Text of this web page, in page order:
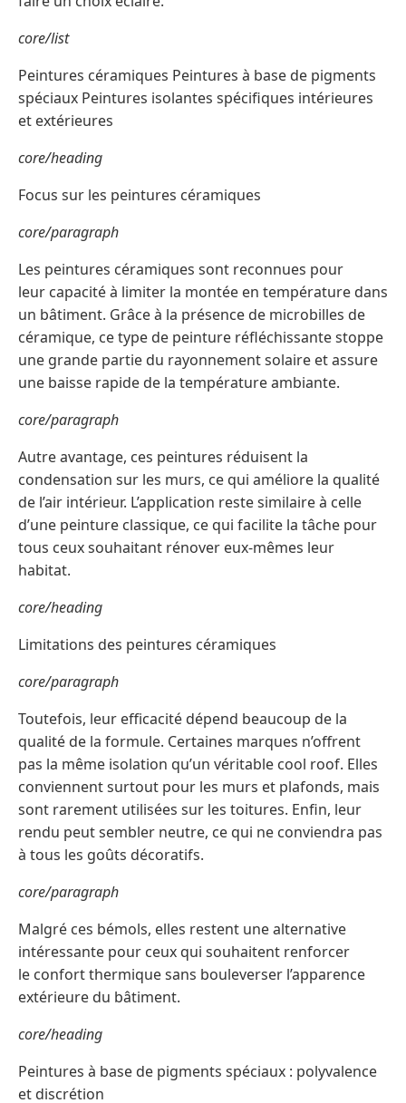
core/list
Peintures céramiques Peintures à base de pigments
spéciaux Peintures isolantes spécifiques intérieures
et extérieures
core/heading
Focus sur les peintures céramiques
core/paragraph
Les peintures céramiques sont reconnues pour
leur capacité à limiter la montée en température dans
un bâtiment. Grâce à la présence de microbilles de
céramique, ce type de peinture réfléchissante stoppe
une grande partie du rayonnement solaire et assure
une baisse rapide de la température ambiante.
core/paragraph
Autre avantage, ces peintures réduisent la
condensation sur les murs, ce qui améliore la qualité
de l’air intérieur. L’application reste similaire à celle
d’une peinture classique, ce qui facilite la tâche pour
tous ceux souhaitant rénover eux-mêmes leur
habitat.
core/heading
Limitations des peintures céramiques
core/paragraph
Toutefois, leur efficacité dépend beaucoup de la
qualité de la formule. Certaines marques n’offrent
pas la même isolation qu’un véritable cool roof. Elles
conviennent surtout pour les murs et plafonds, mais
sont rarement utilisées sur les toitures. Enfin, leur
rendu peut sembler neutre, ce qui ne conviendra pas
à tous les goûts décoratifs.
core/paragraph
Malgré ces bémols, elles restent une alternative
intéressante pour ceux qui souhaitent renforcer
le confort thermique sans bouleverser l’apparence
extérieure du bâtiment.
core/heading
Peintures à base de pigments spéciaux : polyvalence
et discrétion